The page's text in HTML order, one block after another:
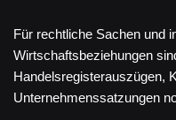
Für rechtliche Sachen und
Wirtschaftsbeziehungen
Handelsregisterauszügen,
Unternehmenssatzungen